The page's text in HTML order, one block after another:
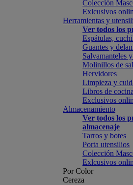
Colección
Exlcusivos
Herramientas y
Ver todos los
Espátulas,
Guantes y
Salvamanteles
Molinillos de
Hervidores
Limpieza y
Libros de cocina
Exclusivos
Almacenamiento
Ver todos los
almacenaje
Tarros y botes
Porta utensilios
Colección
Exlcusivos
Por Color
Cereza